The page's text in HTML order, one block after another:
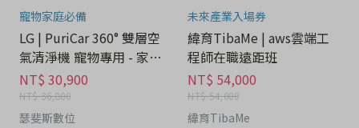
寵物家庭必備
LG | PuriCar 360° 雙層空
氣清淨機 寵物專用 - 家電
分期
NT$ 30,900
NT$ 36,800
瑟斐斯數位
未來產業入場券
緯育TibaMe | aws雲端工
程師在職遠距班
NT$ 54,000
NT$ 54,000
緯育TibaMe